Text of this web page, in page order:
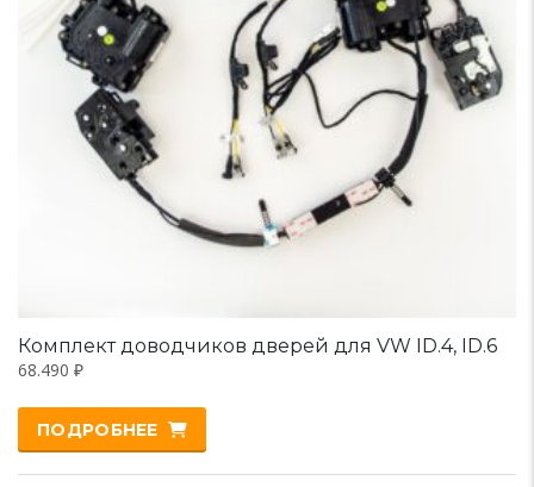
Комплект доводчиков дверей для VW ID.4, ID.6
68.490 ₽
ПОДРОБНЕЕ